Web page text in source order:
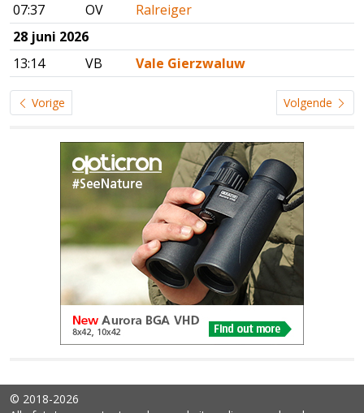
07:37
OV
Ralreiger
28 juni 2026
13:14
VB Vale Gierzwaluw
Vorige Volgende
© 2018-2026